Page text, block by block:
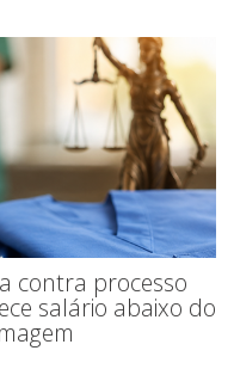
contra processo
salário abaixo do